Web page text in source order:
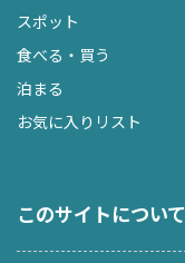
スポット
食べる・買う
泊まる
お気に入りリスト
このサイトについて